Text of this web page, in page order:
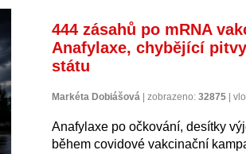
444 zásahů po mRNA
Anafylaxe, chybějící
státu
Markéta Dobiášová zobrazeno: 32875
Anafylaxe po očkování, desítky
během covidové vakcinační